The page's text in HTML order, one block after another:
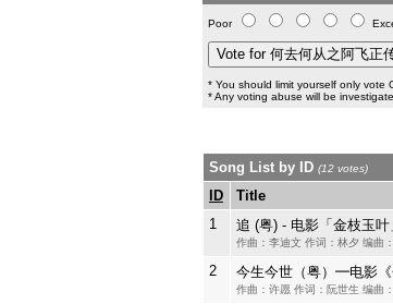
Poor
* You should limit yourself only vote
* Any voting abuse will be
Song List by ID (12 votes)
ID Title
1
追 (粤) - 电影「金枝玉叶
作曲：李迪文 作词：林夕 编曲
2 今生今世（粤）━电影
作曲：许愿 作词：阮世生 编曲